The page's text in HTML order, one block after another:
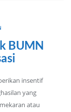
BUMN
insentif
yang
atau